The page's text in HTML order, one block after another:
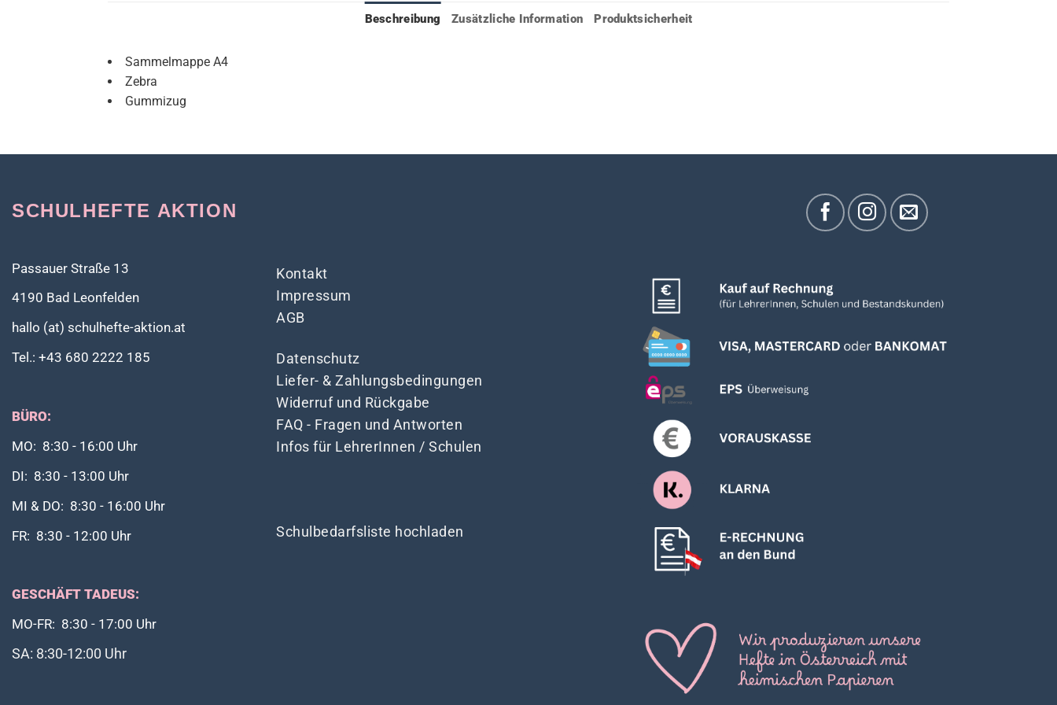
Beschreibung Zusätzliche Information Produktsicherheit
Sammelmappe A4
Zebra
Gummizug
SCHULHEFTE AKTION
Passauer Straße 13
4190 Bad Leonfelden
hallo (at) schulhefte-aktion.at
Tel.: +43 680 2222 185
BÜRO:
MO: 8:30 - 16:00 Uhr
DI: 8:30 - 13:00 Uhr
MI & DO: 8:30 - 16:00 Uhr
FR: 8:30 - 12:00 Uhr
GESCHÄFT TADEUS:
MO-FR: 8:30 - 17:00 Uhr
SA: 8:30-12:00 Uhr
Kontakt
Impressum
AGB
Datenschutz
Liefer- & Zahlungsbedingungen
Widerruf und Rückgabe
FAQ - Fragen und Antworten
Infos für LehrerInnen / Schulen
Schulbedarfsliste hochladen